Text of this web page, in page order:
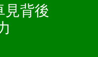
見背後